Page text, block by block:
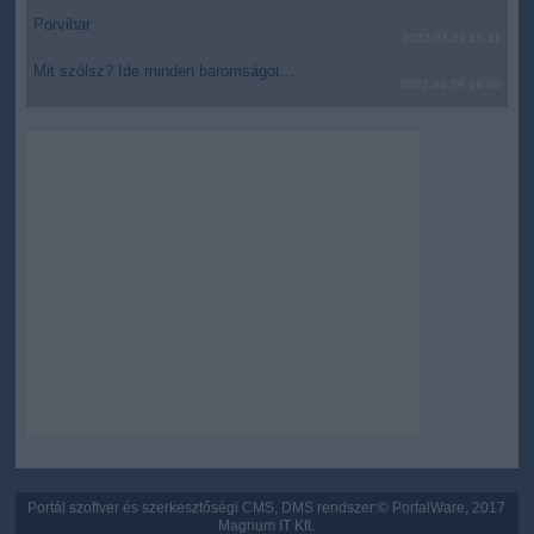
Porvihar
Mit szólsz? Ide minden baromságot...
Portál szoftver és szerkesztőségi CMS, DMS rendszer:© PortalWare, 2017
Magnum IT Kft.